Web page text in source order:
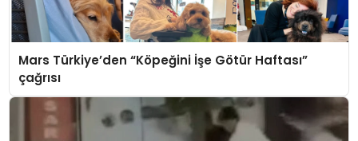
Mars Türkiye’den “Köpeğini İşe Götür Haftası”
çağrısı